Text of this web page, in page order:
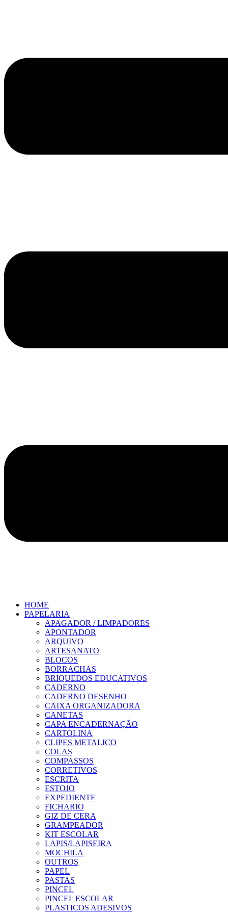
HOME
PAPELARIA
APAGADOR / LIMPADORES
APONTADOR
ARQUIVO
ARTESANATO
BLOCOS
BORRACHAS
BRIQUEDOS EDUCATIVOS
CADERNO
CADERNO DESENHO
CAIXA ORGANIZADORA
CANETAS
CAPA ENCADERNAÇÃO
CARTOLINA
CLIPES METALICO
COLAS
COMPASSOS
CORRETIVOS
ESCRITA
ESTOJO
EXPEDIENTE
FICHARIO
GIZ DE CERA
GRAMPEADOR
KIT ESCOLAR
LAPIS/LAPISEIRA
MOCHILA
OUTROS
PAPEL
PASTAS
PINCEL
PINCEL ESCOLAR
PLASTICOS ADESIVOS